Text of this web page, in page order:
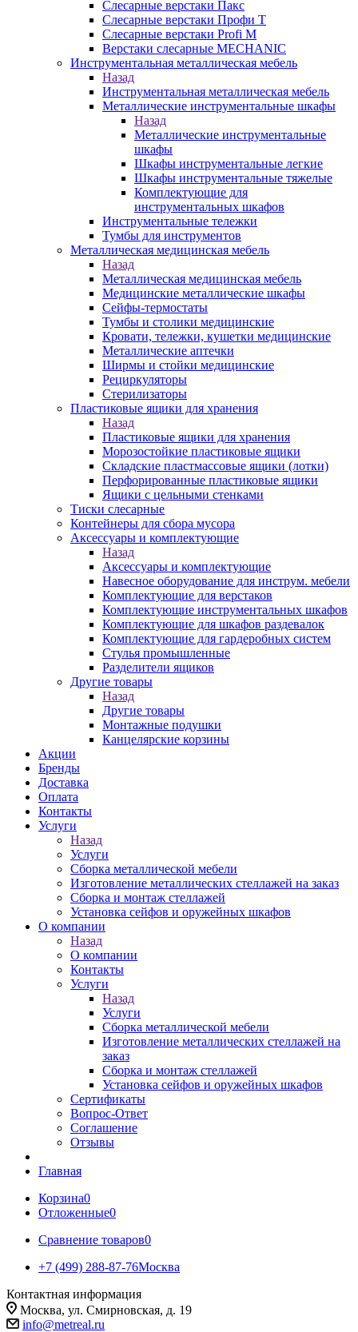
Слесарные верстаки Пакс
Слесарные верстаки Профи Т
Слесарные верстаки Profi M
Верстаки слесарные MECHANIC
Инструментальная металлическая мебель
Назад
Инструментальная металлическая мебель
Металлические инструментальные шкафы
Назад
Металлические инструментальные
шкафы
Шкафы инструментальные легкие
Шкафы инструментальные тяжелые
Комплектующие для
инструментальных шкафов
Инструментальные тележки
Тумбы для инструментов
Металлическая медицинская мебель
Назад
Металлическая медицинская мебель
Медицинские металлические шкафы
Сейфы-термостаты
Тумбы и столики медицинские
Кровати, тележки, кушетки медицинские
Металлические аптечки
Ширмы и стойки медицинские
Рециркуляторы
Стерилизаторы
Пластиковые ящики для хранения
Назад
Пластиковые ящики для хранения
Морозостойкие пластиковые ящики
Складские пластмассовые ящики (лотки)
Перфорированные пластиковые ящики
Ящики с цельными стенками
Тиски слесарные
Контейнеры для сбора мусора
Аксессуары и комплектующие
Назад
Аксессуары и комплектующие
Навесное оборудование для инструм. мебели
Комплектующие для верстаков
Комплектующие инструментальных шкафов
Комплектующие для шкафов раздевалок
Комплектующие для гардеробных систем
Стулья промышленные
Разделители ящиков
Другие товары
Назад
Другие товары
Монтажные подушки
Канцелярские корзины
Акции
Бренды
Доставка
Оплата
Контакты
Услуги
Назад
Услуги
Сборка металлической мебели
Изготовление металлических стеллажей на заказ
Сборка и монтаж стеллажей
Установка сейфов и оружейных шкафов
О компании
Назад
О компании
Контакты
Услуги
Назад
Услуги
Сборка металлической мебели
Изготовление металлических стеллажей на
заказ
Сборка и монтаж стеллажей
Установка сейфов и оружейных шкафов
Сертификаты
Вопрос-Ответ
Соглашение
Отзывы
Главная
Корзина0
Отложенные0
Сравнение товаров0
+7 (499) 288-87-76Москва
Контактная информация
Москва, ул. Смирновская, д. 19
info@metreal.ru